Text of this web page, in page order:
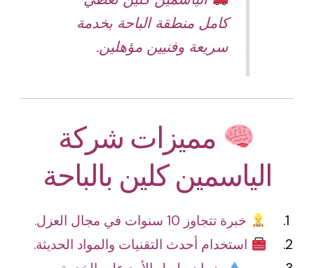
كامل منطقة الباحة بخدمة
سريعة وفنيين مؤهلين.
مميزات شركة
الياسمين كلين بالباحة
خبرة تتجاوز 10 سنوات في مجال العزل.
استخدام أحدث التقنيات والمواد الحديثة.